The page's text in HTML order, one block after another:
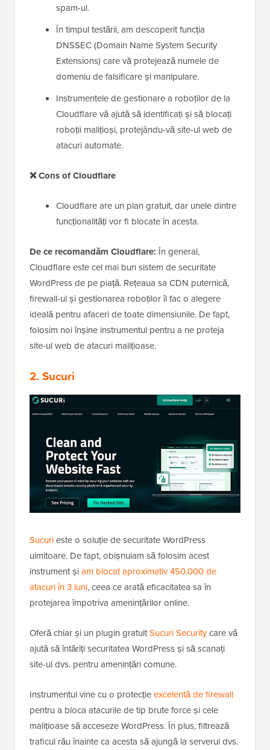
spam-ul.
În timpul testării, am descoperit funcția
DNSSEC (Domain Name System Security
Extensions) care vă protejează numele de
domeniu de falsificare și manipulare.
Instrumentele de gestionare a roboților de la
Cloudflare vă ajută să identificați și să blocați
roboții malițioși, protejându-vă site-ul web de
atacuri automate.
❌Cons of Cloudflare
Cloudflare are un plan gratuit, dar unele dintre
funcționalități vor fi blocate în acesta.
De ce recomandăm Cloudflare: În general,
Cloudflare este cel mai bun sistem de securitate
WordPress de pe piață. Rețeaua sa CDN puternică,
firewall-ul și gestionarea roboților îl fac o alegere
ideală pentru afaceri de toate dimensiunile. De fapt,
folosim noi înșine instrumentul pentru a ne proteja
site-ul web de atacuri malițioase.
2. Sucuri
Sucurieste o soluție de securitate WordPress
uimitoare. De fapt, obișnuiam să folosim acest
instrument șiam blocat aproximativ 450.000 de
atacuri în 3 luni, ceea ce arată eficacitatea sa în
protejarea împotriva amenințărilor online.
Oferă chiar și un plugin gratuitSucuri Securitycare vă
ajută să întăriți securitatea WordPress și să scanați
site-ul dvs. pentru amenințări comune.
Instrumentul vine cu o protecțieexcelentă de firewall
pentru a bloca atacurile de tip brute force și cele
malițioase să acceseze WordPress. În plus, filtrează
traficul rău înainte ca acesta să ajungă la serverul dvs.